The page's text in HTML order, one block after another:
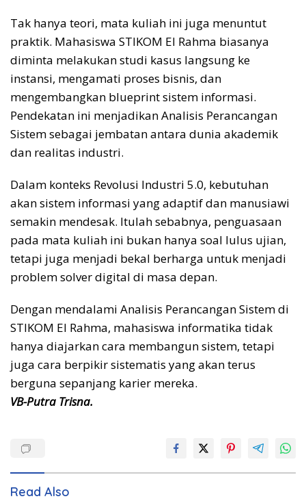
Tak hanya teori, mata kuliah ini juga menuntut
praktik. Mahasiswa STIKOM El Rahma biasanya
diminta melakukan studi kasus langsung ke
instansi, mengamati proses bisnis, dan
mengembangkan blueprint sistem informasi.
Pendekatan ini menjadikan Analisis Perancangan
Sistem sebagai jembatan antara dunia akademik
dan realitas industri.
Dalam konteks Revolusi Industri 5.0, kebutuhan
akan sistem informasi yang adaptif dan manusiawi
semakin mendesak. Itulah sebabnya, penguasaan
pada mata kuliah ini bukan hanya soal lulus ujian,
tetapi juga menjadi bekal berharga untuk menjadi
problem solver digital di masa depan.
Dengan mendalami Analisis Perancangan Sistem di
STIKOM El Rahma, mahasiswa informatika tidak
hanya diajarkan cara membangun sistem, tetapi
juga cara berpikir sistematis yang akan terus
berguna sepanjang karier mereka.
VB-Putra Trisna.
Read Also